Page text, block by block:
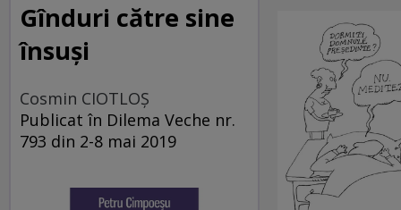
Gînduri către sine
însuși
Cosmin CIOTLOŞ
Publicat în Dilema Veche nr.
793 din 2-8 mai 2019